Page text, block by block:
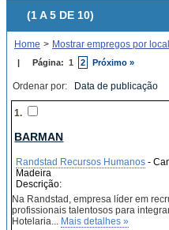
(1 A 5 DE 10)
Home > Mostrar empregos por
| Página: 1 2 Próximo »
Ordenar por: Data de publicação
1.
BARMAN
Randstad Recursos Humanos -
Madeira
Descrição:
Na Randstad, empresa líder em
profissionais talentosos para
Hotelaria... Mais detalhes »